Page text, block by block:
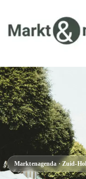
Marktenagenda · Zuid-